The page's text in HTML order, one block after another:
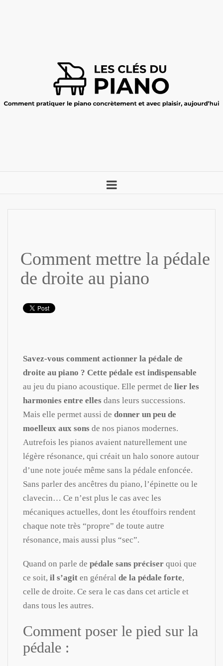
Comment mettre la pédale
de droite au piano
Savez-vous comment actionner la pédale de
droite au piano ? Cette pédale est indispensable
au jeu du piano acoustique. Elle permet de lier les
harmonies entre elles dans leurs successions.
Mais elle permet aussi de donner un peu de
moelleux aux sons de nos pianos modernes.
Autrefois les pianos avaient naturellement une
légère résonance, qui créait un halo sonore autour
d’une note jouée même sans la pédale enfoncée.
Sans parler des ancêtres du piano, l’épinette ou le
clavecin… Ce n’est plus le cas avec les
mécaniques actuelles, dont les étouffoirs rendent
chaque note très “propre” de toute autre
résonance, mais aussi plus “sec”.
Quand on parle de pédale sans préciser quoi que
ce soit, il s’agit en général de la pédale forte,
celle de droite. Ce sera le cas dans cet article et
dans tous les autres.
Comment poser le pied sur la
pédale :